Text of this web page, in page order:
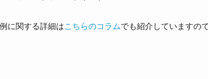
に関する詳細はこちらのコラムでも紹介していますの